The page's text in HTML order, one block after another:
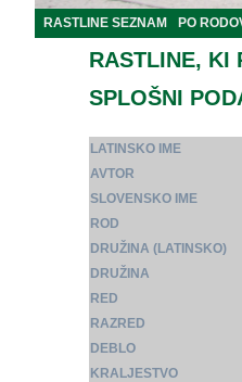
RASTLINE SEZNAM PO
RASTLINE, KI
SPLOŠNI
LATINSKO IME
AVTOR
SLOVENSKO IME
ROD
DRUŽINA (LATINSKO)
DRUŽINA
RED
RAZRED
DEBLO
KRALJESTVO